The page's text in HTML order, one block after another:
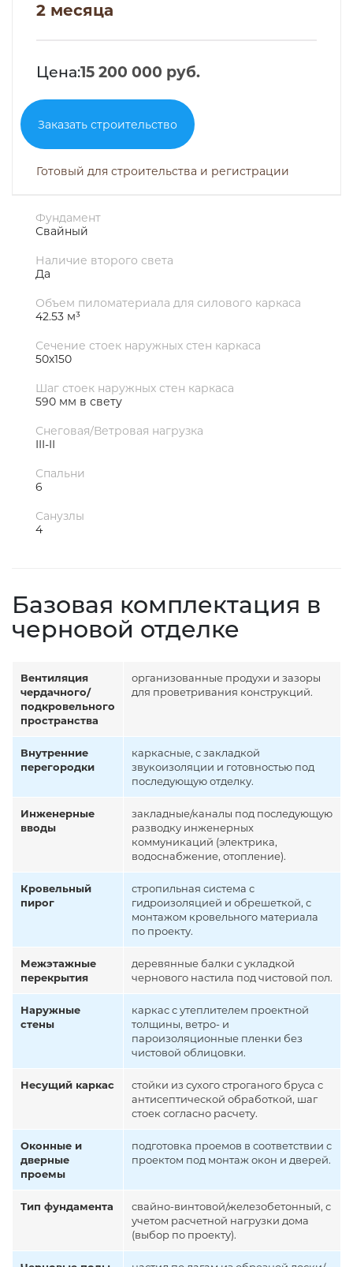
2 месяца
Цена:15 200 000 руб.
Заказать строительство
Готовый для строительства и регистрации
Фундамент
Свайный
Наличие второго света
Да
Объем пиломатериала для силового каркаса
42.53 м³
Сечение стоек наружных стен каркаса
50х150
Шаг стоек наружных стен каркаса
590 мм в свету
Снеговая/Ветровая нагрузка
III-II
Спальни
6
Санузлы
4
Базовая комплектация в
черновой отделке
Вентиляция
чердачного/
подкровельного
пространства
организованные продухи и зазоры
для проветривания конструкций.
Внутренние
перегородки
каркасные, с закладкой
звукоизоляции и готовностью под
последующую отделку.
Инженерные
вводы
закладные/каналы под последующую
разводку инженерных
коммуникаций (электрика,
водоснабжение, отопление).
Кровельный
пирог
стропильная система с
гидроизоляцией и обрешеткой, с
монтажом кровельного материала
по проекту.
Межэтажные
перекрытия
деревянные балки с укладкой
чернового настила под чистовой пол.
Наружные
стены
каркас с утеплителем проектной
толщины, ветро- и
пароизоляционные пленки без
чистовой облицовки.
Несущий каркас
стойки из сухого строганого бруса с
антисептической обработкой, шаг
стоек согласно расчету.
Оконные и
дверные
проемы
подготовка проемов в соответствии с
проектом под монтаж окон и дверей.
Тип фундамента
свайно-винтовой/железобетонный, с
учетом расчетной нагрузки дома
(выбор по проекту).